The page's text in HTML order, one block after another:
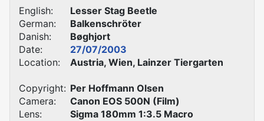
English:
Lesser Stag Beetle
German:
Balkenschröter
Danish:
Bøghjort
Date:
27/07/2003
Location:
Austria, Wien, Lainzer Tiergarten
Copyright: Per Hoffmann Olsen
Camera:
Canon EOS 500N (Film)
Lens:
Sigma 180mm 1:3.5 Macro